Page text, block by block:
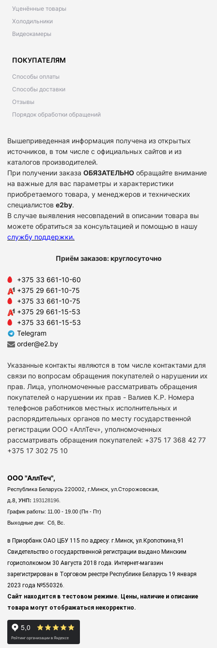
Уценённые товары
Холодильники
Видеокамеры
ПОКУПАТЕЛЯМ
Способы оплаты
Способы доставки
Отзывы
Порядок обработки обращений
Вышеприведенная информация получена из открытых
источников, в том числе с официальных сайтов и из
каталогов производителей.
При получении заказа ОБЯЗАТЕЛЬНО обращайте внимание
на важные для вас параметры и характеристики
приобретаемого товара, у менеджеров и технических
специалистов e2by.
В случае выявления несовпадений в описании товара вы
можете обратиться за консультацией и помощью в нашу
службу поддержки.
Приём заказов: круглосуточно
+375 33 661-10-60
+375 29 661-10-75
+375 33 661-10-75
+375 29 661-15-53
+375 33 661-15-53
Telegram
order@e2.by
Указанные контакты являются в том числе контактами для
связи по вопросам обращения покупателей о нарушении их
прав. Лица, уполномоченные рассматривать обращения
покупателей о нарушении их прав - Валиев К.Р. Номера
телефонов работников местных исполнительных и
распорядительных органов по месту государственной
регистрации ООО «АллТеч», уполномоченных
рассматривать обращения покупателей: +375 17 368 42 77
+375 17 302 75 10
ООО "АллТеч",
Республика Беларусь 220002, г.Минск, ул.Сторожовская,
д.8, УНП: 193128196.
График работы: 11.00 - 19.00 (Пн - Пт)
Выходные дни: Сб, Вс.
в Приорбанк ОАО ЦБУ 115 по адресу: г.Минск, ул.Кропоткина,91
Свидетельство о государственной регистрации выдано Минским
горисполкомом 30 Августа 2018 года. Интернет-магазин
зарегистрирован в Торговом реестре Республике Беларусь 19 января
2023 года №550326.
Сайт находится в тестовом режиме. Цены, наличие и описание
товара могут отображаться некорректно.